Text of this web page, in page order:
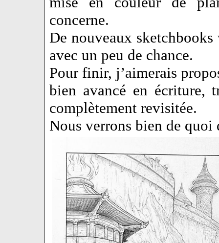
concerne.
De nouveaux
avec un peu de chance.
Pour finir, j’aimerais
bien avancé en écriture,
complètement revisitée.
Nous verrons bien de